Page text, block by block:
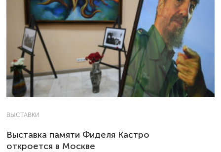
ВЫСТАВКИ
Выставка памяти Фиделя Кастро
откроется в Москве